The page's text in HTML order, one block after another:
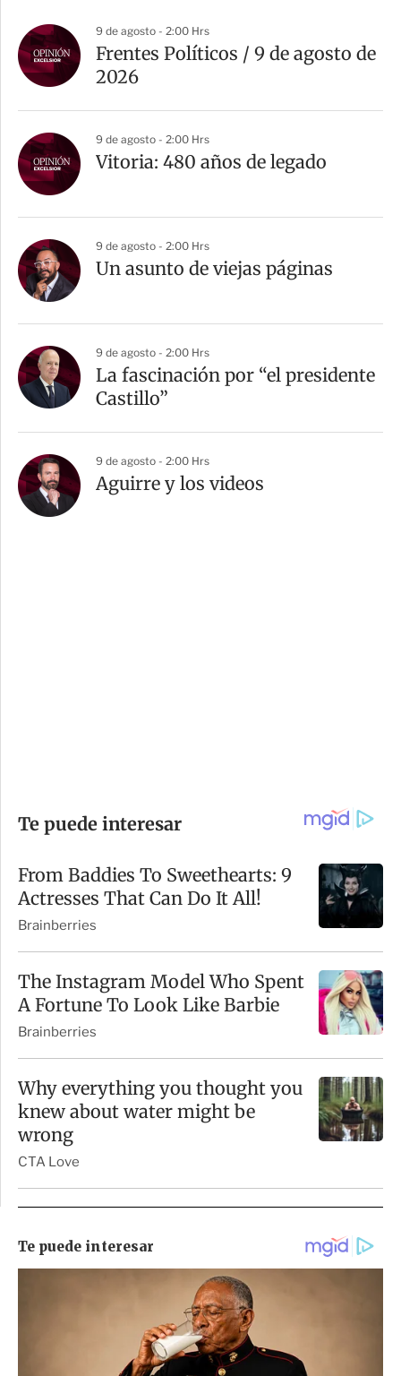
9 de agosto - 2:00 Hrs
Frentes Políticos / 9 de agosto de
2026
9 de agosto - 2:00 Hrs
Vitoria: 480 años de legado
9 de agosto - 2:00 Hrs
Un asunto de viejas páginas
9 de agosto - 2:00 Hrs
La fascinación por “el presidente
Castillo”
9 de agosto - 2:00 Hrs
Aguirre y los videos